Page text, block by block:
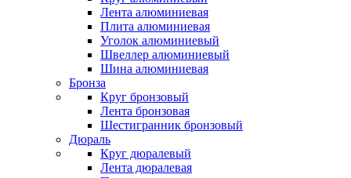
Лента алюминиевая
Плита алюминиевая
Уголок алюминиевый
Швеллер алюминиевый
Шина алюминиевая
Бронза
Круг бронзовый
Лента бронзовая
Шестигранник бронзовый
Дюраль
Круг дюралевый
Лента дюралевая